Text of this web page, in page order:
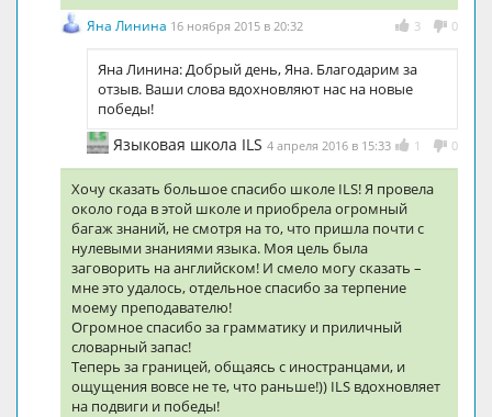
3 0
Яна Линина 16 ноября 2015 в 20:32
Яна Линина: Добрый день, Яна. Благодарим за
отзыв. Ваши слова вдохновляют нас на новые
победы!
1 0
Языковая школа ILS 4 апреля 2016 в 15:33
Хочу сказать большое спасибо школе ILS! Я провела
около года в этой школе и приобрела огромный
багаж знаний, не смотря на то, что пришла почти с
нулевыми знаниями языка. Моя цель была
заговорить на английском! И смело могу сказать –
мне это удалось, отдельное спасибо за терпение
моему преподавателю!
Огромное спасибо за грамматику и приличный
словарный запас!
Теперь за границей, общаясь с иностранцами, и
ощущения вовсе не те, что раньше!)) ILS вдохновляет
на подвиги и победы!